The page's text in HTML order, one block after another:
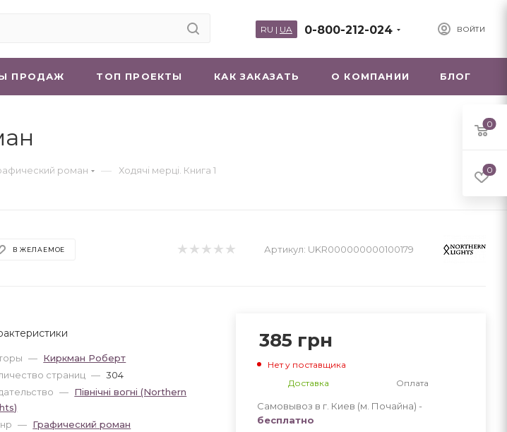
ВОЙТИ
0-800-212-024
RU | UA
ПРОДАЖ ТОП ПРОЕКТЫ КАК ЗАКАЗАТЬ О КОМПАНИИ БЛОГ
роман — Ходячі мерці. Книга 1
В ЖЕЛАЕМОЕ Артикул: UKR000000000100179
— Киркман Роберт
страниц — 304
— Північні вогні (Northern
— Графический роман
385 грн
Нет у поставщика
Доставка
Оплата
Самовывоз в г. Киев (м. Почайна) -
бесплатно
0
0